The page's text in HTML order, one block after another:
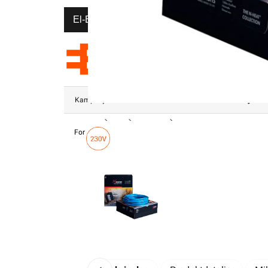
El-Entreprenør Bedrift Partnere
Kampanjer
Forsiden Varme